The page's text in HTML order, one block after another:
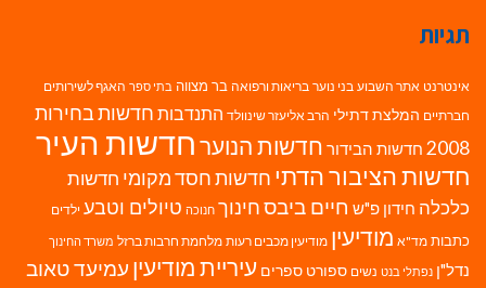
תגיות
אינטרנט אתר השבוע בני נוער בריאות ורפואה בר מצווה בתי ספר האגף לשירותים
חברתיים המלצת דתילי הרב אליעזר שינוולד התנדבות חדשות בחירות
2008 חדשות הבידור חדשות הנוערחדשות העיר
חדשות הציבור הדתי חדשות חסד מקומי חדשות
כלכלה חידון פ"ש חיים ביבסחינוך חנוכה טיולים וטבע ילדים
כתבות מד"א מודיעין מודיעין מכבים רעות מלחמת חרבות ברזל משרד החינוך
נדל"ן נפתלי בנט נשים ספורט ספרים עיריית מודיעין עמיעד טאוב